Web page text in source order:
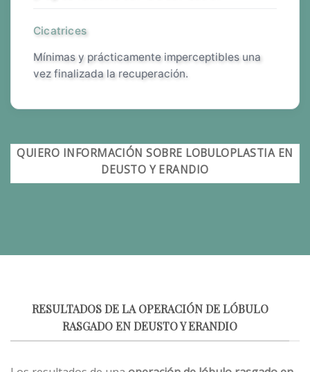
Cicatrices
mínimas y prácticamente imperceptibles una
vez finalizada la recuperación.
QUIERO INFORMACIÓN SOBRE LOBULOPLASTIA EN
DEUSTO Y ERANDIO
RESULTADOS DE LA OPERACIÓN DE LÓBULO
RASGADO EN DEUSTO Y ERANDIO